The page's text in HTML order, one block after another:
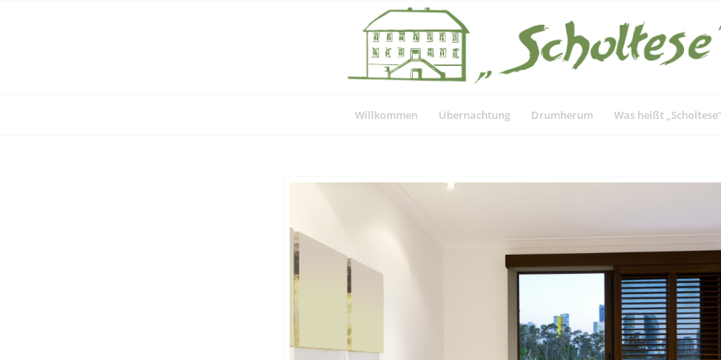
Willkommen Übernachtung Drumherum Was heißt